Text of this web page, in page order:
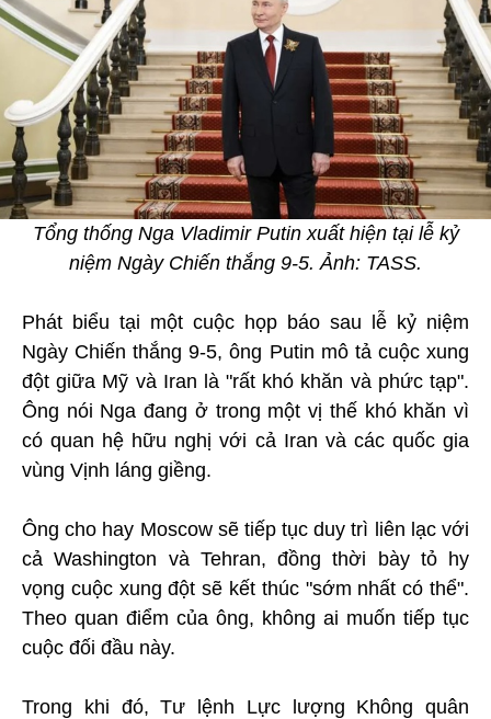
Tổng thống Nga Vladimir Putin xuất hiện tại lễ kỷ
niệm Ngày Chiến thắng 9-5. Ảnh: TASS.
Phát biểu tại một cuộc họp báo sau lễ kỷ niệm
Ngày Chiến thắng 9-5, ông Putin mô tả cuộc xung
đột giữa Mỹ và Iran là "rất khó khăn và phức tạp".
Ông nói Nga đang ở trong một vị thế khó khăn vì
có quan hệ hữu nghị với cả Iran và các quốc gia
vùng Vịnh láng giềng.
Ông cho hay Moscow sẽ tiếp tục duy trì liên lạc với
cả Washington và Tehran, đồng thời bày tỏ hy
vọng cuộc xung đột sẽ kết thúc "sớm nhất có thể".
Theo quan điểm của ông, không ai muốn tiếp tục
cuộc đối đầu này.
Trong khi đó, Tư lệnh Lực lượng Không quân